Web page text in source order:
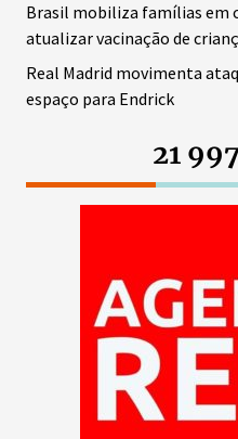
Brasil mobiliza famílias em
atualizar vacinação de
Real Madrid movimenta
espaço para Endrick
21